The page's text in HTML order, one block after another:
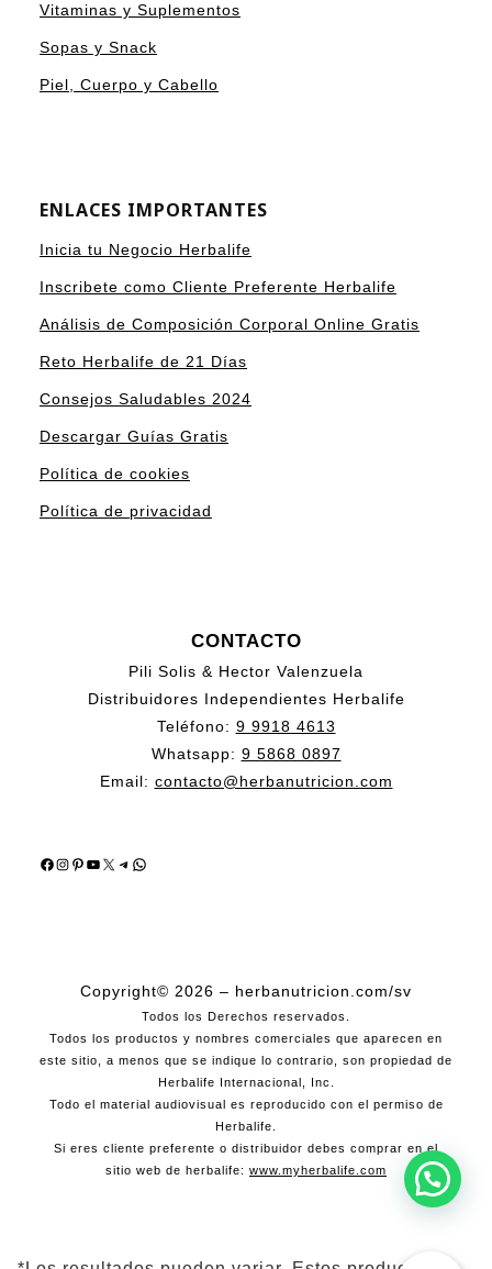
Vitaminas y Suplementos
Sopas y Snack
Piel, Cuerpo y Cabello
ENLACES IMPORTANTES
Inicia tu Negocio Herbalife
Inscribete como Cliente Preferente Herbalife
Análisis de Composición Corporal Online Gratis
Reto Herbalife de 21 Días
Consejos Saludables 2024
Descargar Guías Gratis
Política de cookies
Política de privacidad
CONTACTO
Pili Solis & Hector Valenzuela
Distribuidores Independientes Herbalife
Teléfono: 9 9918 4613
Whatsapp: 9 5868 0897
Email: contacto@herbanutricion.com
Facebook
Instagram
Pinterest
YouTube
X Telegram
WhatsApp
Copyright© 2026 – herbanutricion.com/sv
Todos los Derechos reservados.
Todos los productos y nombres comerciales que aparecen en
este sitio, a menos que se indique lo contrario, son propiedad de
Herbalife Internacional, Inc.
Todo el material audiovisual es reproducido con el permiso de
Herbalife.
Si eres cliente preferente o distribuidor debes comprar en el
sitio web de herbalife: www.myherbalife.com